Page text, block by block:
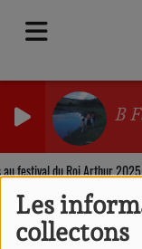
Les
collectons
B
au festival du Roi Arthur